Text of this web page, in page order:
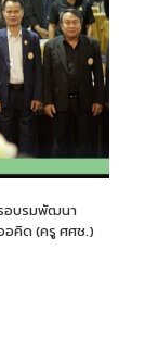
อบรมพัฒนา
อคิด (ครู ศศช.)